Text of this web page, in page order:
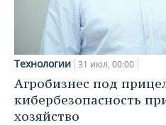
Технологии 31 июл, 00:00
Агробизнес под
кибербезопасность
хозяйство